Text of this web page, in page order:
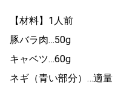
【材料】1人前
豚バラ肉…50g
キャベツ…60g
ネギ（青い部分）…適量